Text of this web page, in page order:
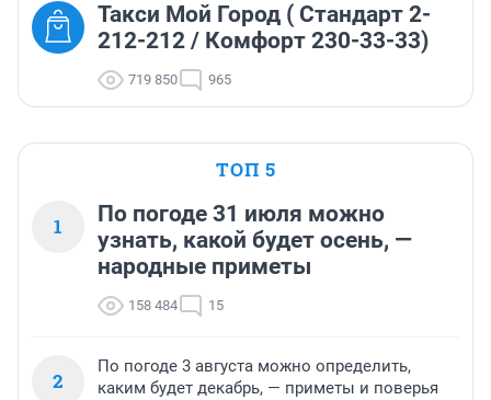
Такси Мой Город ( Стандарт 2-
212-212 / Комфорт 230-33-33)
719 850 965
ТОП 5
1
По погоде 31 июля можно
узнать, какой будет осень, —
народные приметы
158 484 15
2
По погоде 3 августа можно определить,
каким будет декабрь, — приметы и поверья